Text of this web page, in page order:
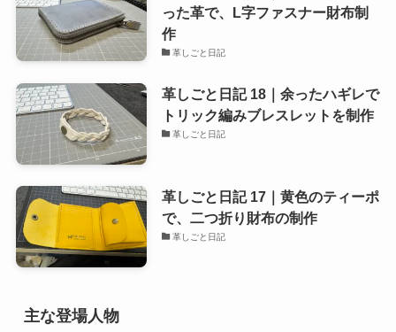
った革で、L字ファスナー財布制
作
革しごと日記
革しごと日記 18｜余ったハギレで
トリック編みブレスレットを制作
革しごと日記
革しごと日記 17｜黄色のティーポ
で、二つ折り財布の制作
革しごと日記
主な登場人物